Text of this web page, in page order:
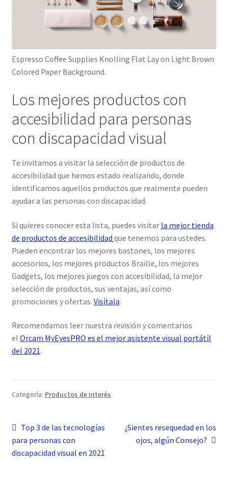
Espresso Coffee Supplies Knolling Flat Lay on Light Brown
Colored Paper Background.
Los mejores productos con
accesibilidad para personas
con discapacidad visual
Te invitamos a visitar la selección de productos de
accesibilidad que hemos estado realizando, donde
identificamos aquellos productos que realmente pueden
ayudar a las personas con discapacidad.
Si quieres conocer esta lista, puedes visitar la mejor tienda
de productos de accesibilidad que tenemos para ustedes.
Pueden encontrar los mejores bastones, los mejores
accesorios, los mejores productos Braille, los mejores
Gadgets, los mejores juegos con accesibilidad, la mejor
selección de productos, sus ventajas, así como
promociones y ofertas. Visítala.
Recomendamos leer nuestra revisión y comentarios
el Orcam MyEyesPRO es el mejor asistente visual portátil
del 2021.
Categoría: Productos de interés
Navegación
de
Anterior:
Top 3 de las tecnologías
para personas con
discapacidad visual en 2021
Siguiente:
¿Sientes resequedad en los
ojos, algún Consejo?